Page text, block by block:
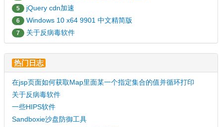
5 jQuery cdn加速
6 Windows 10 x64 9901 中文精简版
7 关于反病毒软件
热门日志
在jsp页面如何获取Map里面某一个指定集合的值并循环打印
关于反病毒软件
一些HIPS软件
Sandboxie沙盘防御工具